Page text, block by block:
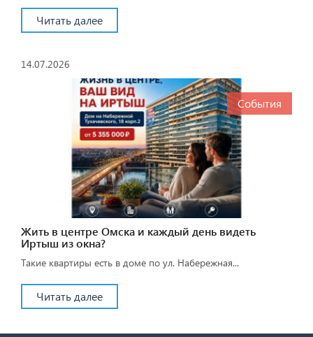
Читать далее
14.07.2026
События
Жить в центре Омска и каждый день видеть
Иртыш из окна?
Такие квартиры есть в доме по ул. Набережная...
Читать далее